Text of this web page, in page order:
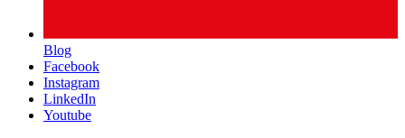
Blog
Facebook
Instagram
LinkedIn
Youtube